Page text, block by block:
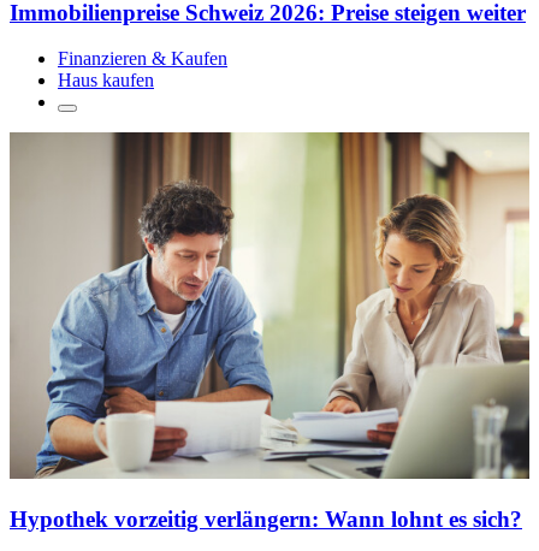
Immobilienpreise Schweiz 2026: Preise steigen weiter
Finanzieren & Kaufen
Haus kaufen
Hypothek vorzeitig verlängern: Wann lohnt es sich?